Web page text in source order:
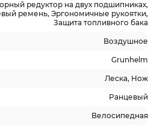
редуктор на двух подшипниках,
ремень, Эргономичные рукоятки,
Защита топливного бака
Воздушное
Grunhelm
Леска, Нож
Ранцевый
Велосипедная